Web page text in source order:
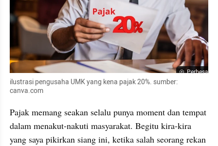
Perbesar
ilustrasi pengusaha UMK yang kena pajak 20%. sumber:
canva.com
Pajak memang seakan selalu punya moment dan tempat
dalam menakut-nakuti masyarakat. Begitu kira-kira
yang saya pikirkan siang ini, ketika salah seorang rekan